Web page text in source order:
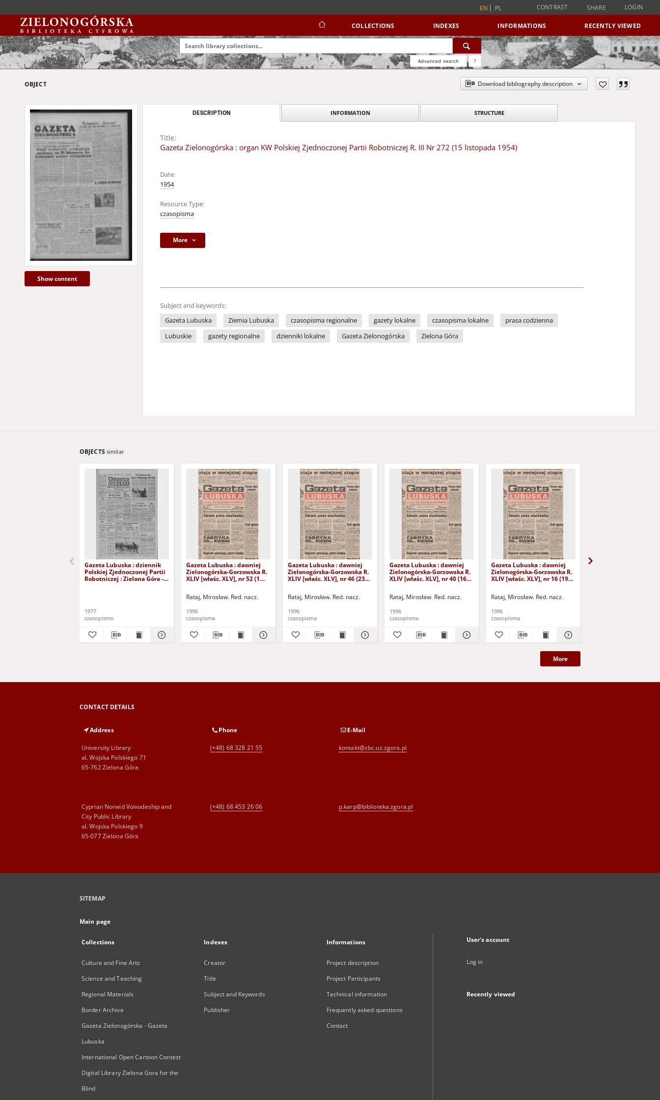
EN PL CONTRAST SHARE LOGIN
COLLECTIONS INDEXES INFORMATIONS RECENTLY VIEWED
Advanced search ?
OBJECT Download bibliography description
Show content
DESCRIPTION INFORMATION STRUCTURE
Title:
Gazeta Zielonogórska : organ KW Polskiej Zjednoczonej Partii Robotniczej R. III Nr 272 (15 listopada 1954)
Date:
1954
Resource Type:
czasopisma
More
Subject and keywords:
Gazeta Lubuska
Ziemia Lubuska czasopisma regionalne gazety lokalne czasopisma lokalne
prasa codzienna
Lubuskie
gazety regionalne dzienniki lokalne Gazeta Zielonogórska Zielona Góra
OBJECTS similar
Gazeta Lubuska : dziennik
Polskiej Zjednoczonej Partii
Robotniczej : Zielona Góra -
1977
czasopismo
Gazeta Lubuska : dawniej
Zielonogórska-Gorzowska R.
XLIV [właśc. XLV], nr 52 (1
Rataj, Mirosław. Red. nacz.
1996
czasopisma
Gazeta Lubuska : dawniej
Zielonogórska-Gorzowska R.
XLIV [właśc. XLV], nr 46 (23
Rataj, Mirosław. Red. nacz.
1996
czasopisma
Gazeta Lubuska : dawniej
Zielonogórska-Gorzowska R.
XLIV [właśc. XLV], nr 40 (16
Rataj, Mirosław. Red. nacz.
1996
czasopisma
Gazeta Lubuska : dawniej
Zielonogórska-Gorzowska R.
XLIV [właśc. XLV], nr 16 (19
Rataj, Mirosław. Red. nacz.
1996
czasopisma
More
CONTACT DETAILS
Address
University Library
al. Wojska Polskiego 71
65-762 Zielona Góra
Phone
(+48) 68 328 21 55
E-Mail
kontakt@zbc.uz.zgora.pl
Cyprian Norwid Voivodeship and
City Public Library
al. Wojska Polskiego 9
65-077 Zielona Góra
(+48) 68 453 26 06 p.karp@biblioteka.zgora.pl
SITEMAP
Main page
Collections
Culture and Fine Arts
Science and Teaching
Regional Materials
Border Archive
Gazeta Zielonogórska - Gazeta
Lubuska
International Open Cartoon Contest
Digital Library Zielona Gora for the
Blind
Indexes
Creator
Title
Subject and Keywords
Publisher
Informations
Project description
Project Participants
Technical information
Frequently asked questions
Contact
User's account
Log in
Recently viewed